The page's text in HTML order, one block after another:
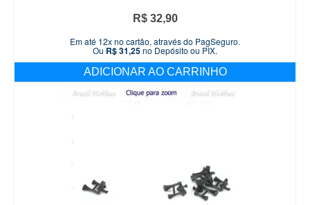
R$32,90
Em até 12x no cartão, através do PagSeguro.
Ou R$31,25no Depósito ou PIX.
ADICIONAR AO CARRINHO